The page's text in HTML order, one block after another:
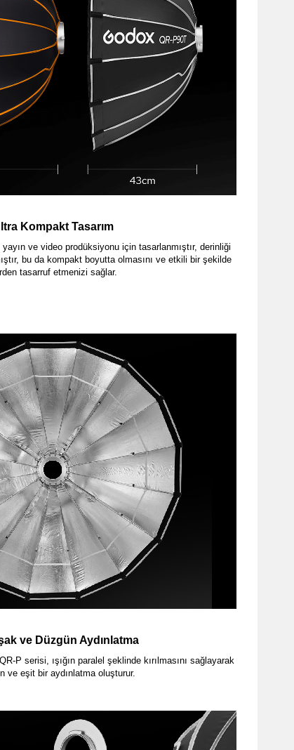
Kompakt Tasarım
ve video prodüksiyonu için tasarlanmıştır, derinliği
bu da kompakt boyutta olmasını ve etkili bir şekilde
tasarruf etmenizi sağlar.
ve Düzgün Aydınlatma
P serisi, ışığın paralel şeklinde kırılmasını sağlayarak
ve eşit bir aydınlatma oluşturur.